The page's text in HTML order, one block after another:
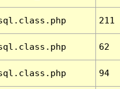
211
62
94